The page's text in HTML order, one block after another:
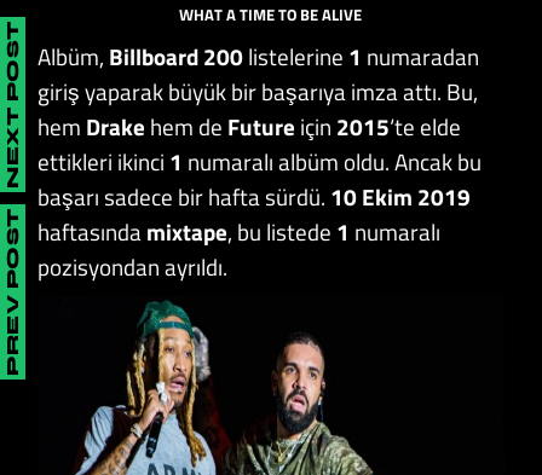
WHAT A TIME TO BE ALIVE
Albüm, Billboard 200listelerine 1 numaradan
giriş yaparak büyük bir başarıya imza attı. Bu,
hem Drake hem de Future için 2015‘te elde
ettikleri ikinci 1 numaralı albüm oldu. Ancak bu
başarı sadece bir hafta sürdü. 10 Ekim 2019
haftasındamixtape, bu listede 1 numaralı
pozisyondan ayrıldı.
PREV POST
NEXT POST